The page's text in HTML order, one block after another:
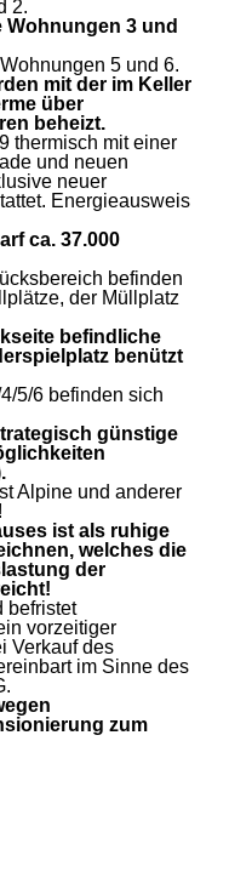
2.
Wohnungen 3 und
5 und 6.
mit der im Keller
über
beheizt.
thermisch mit einer
und neuen
neuer
Energieausweis
ca. 37.000
befinden
der Müllplatz
befindliche
benützt
5/6 befinden sich
günstige
Alpine und anderer
ist als ruhige
welches die
der
befristet
vorzeitiger
Verkauf des
im Sinne des
zum